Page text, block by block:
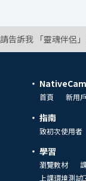
請告訴我 「靈魂伴侶」
首頁 新用
指南
致初次使用者
學習
瀏覽教材
上課環境測試